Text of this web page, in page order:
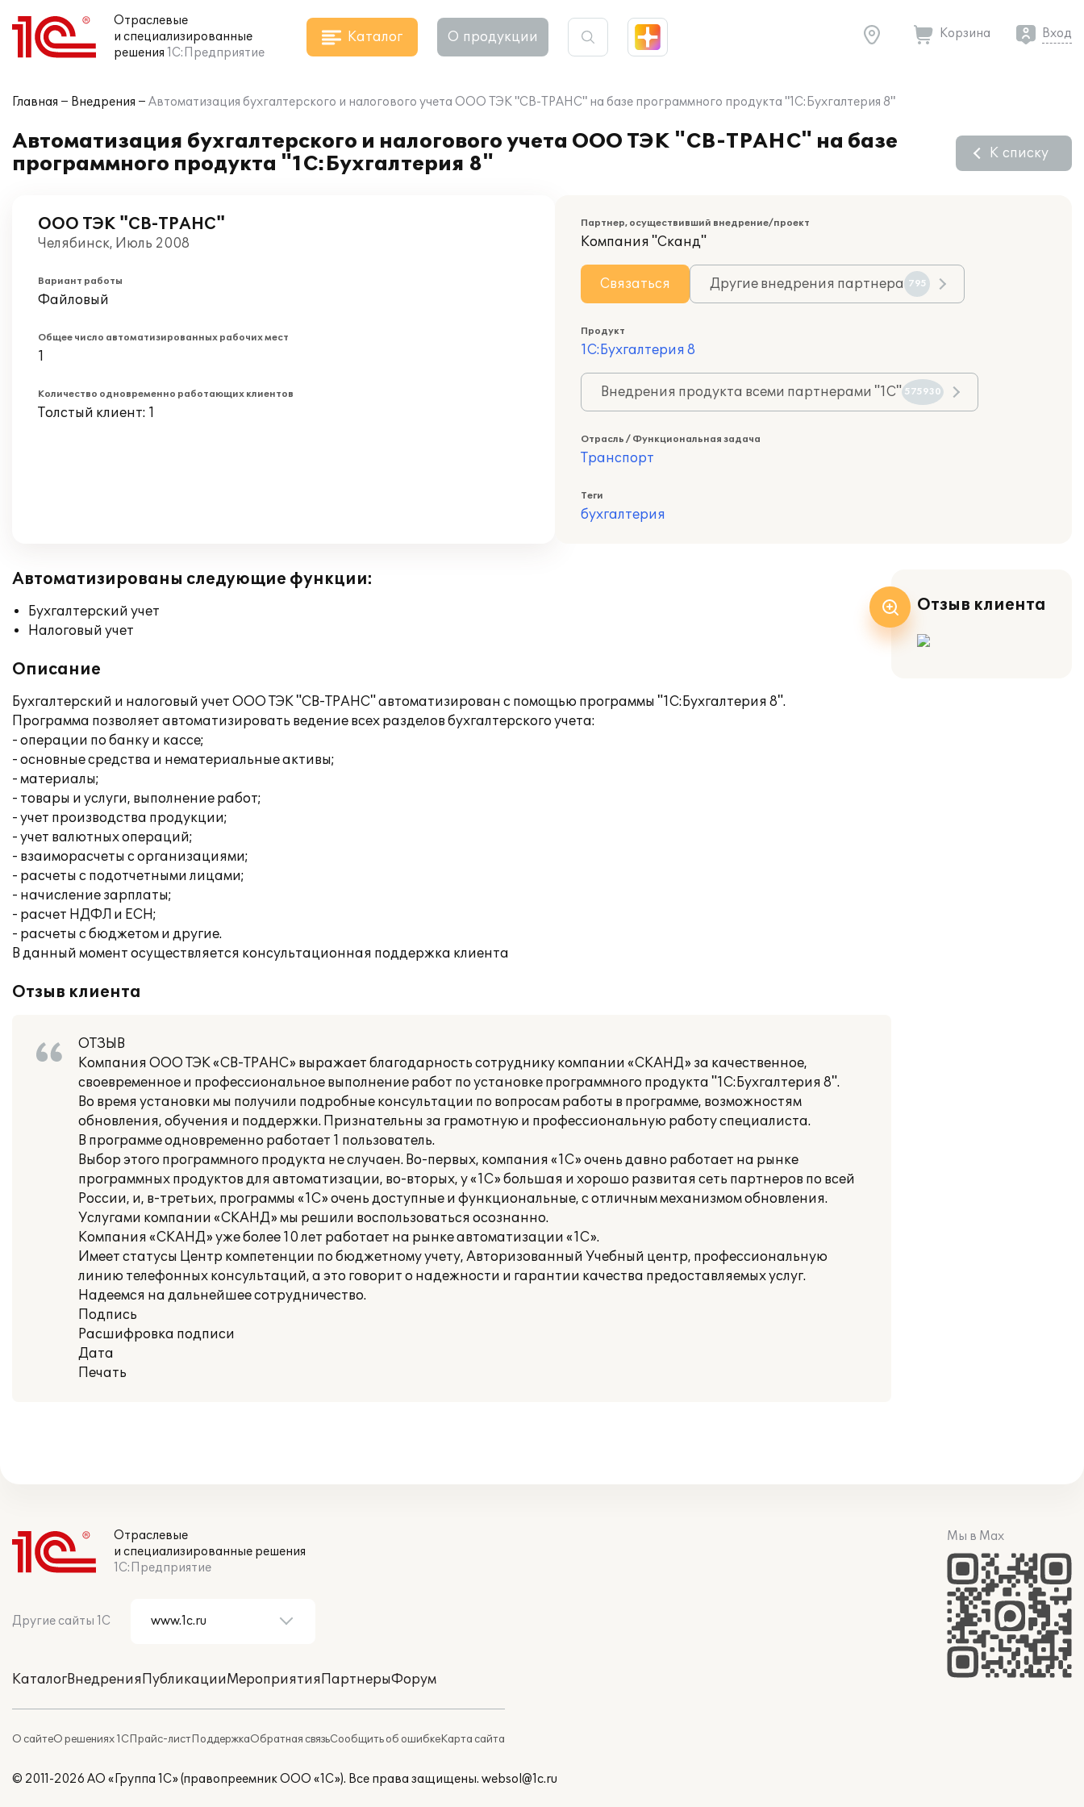
Отраслевые
и специализированные
решения 1С:Предприятие
Каталог О продукции Корзина Вход
Главная Внедрения Автоматизация бухгалтерского и налогового учета ООО ТЭК "СВ-ТРАНС" на базе программного продукта "1С:Бухгалтерия 8"
Автоматизация бухгалтерского и налогового учета ООО ТЭК "СВ-ТРАНС" на базе
программного продукта "1С:Бухгалтерия 8"
К списку
ООО ТЭК "СВ-ТРАНС"
Челябинск, Июль 2008
Вариант работы
Файловый
Общее число автоматизированных рабочих мест
1
Количество одновременно работающих клиентов
Толстый клиент: 1
Партнер, осуществивший внедрение/проект
Компания "Сканд"
Связаться Другие внедрения партнера 795
Продукт
1С:Бухгалтерия 8
Внедрения продукта всеми партнерами "1С" 575930
Отрасль / Функциональная задача
Транспорт
Теги
бухгалтерия
Автоматизированы следующие функции:
Бухгалтерский учет
Налоговый учет
Описание
Бухгалтерский и налоговый учет ООО ТЭК "СВ-ТРАНС" автоматизирован с помощью программы "1С:Бухгалтерия 8".
Программа позволяет автоматизировать ведение всех разделов бухгалтерского учета:
- операции по банку и кассе;
- основные средства и нематериальные активы;
- материалы;
- товары и услуги, выполнение работ;
- учет производства продукции;
- учет валютных операций;
- взаиморасчеты с организациями;
- расчеты с подотчетными лицами;
- начисление зарплаты;
- расчет НДФЛ и ЕСН;
- расчеты с бюджетом и другие.
В данный момент осуществляется консультационная поддержка клиента
Отзыв клиента
ОТЗЫВ
Компания ООО ТЭК «СВ-ТРАНС» выражает благодарность сотруднику компании «СКАНД» за качественное,
своевременное и профессиональное выполнение работ по установке программного продукта "1С:Бухгалтерия 8".
Во время установки мы получили подробные консультации по вопросам работы в программе, возможностям
обновления, обучения и поддержки. Признательны за грамотную и профессиональную работу специалиста.
В программе одновременно работает 1 пользователь.
Выбор этого программного продукта не случаен. Во-первых, компания «1С» очень давно работает на рынке
программных продуктов для автоматизации, во-вторых, у «1С» большая и хорошо развитая сеть партнеров по всей
России, и, в-третьих, программы «1С» очень доступные и функциональные, с отличным механизмом обновления.
Услугами компании «СКАНД» мы решили воспользоваться осознанно.
Компания «СКАНД» уже более 10 лет работает на рынке автоматизации «1С».
Имеет статусы Центр компетенции по бюджетному учету, Авторизованный Учебный центр, профессиональную
линию телефонных консультаций, а это говорит о надежности и гарантии качества предоставляемых услуг.
Надеемся на дальнейшее сотрудничество.
Подпись
Расшифровка подписи
Дата
Печать
Отзыв клиента
Отраслевые
и специализированные решения
1С:Предприятие
Другие сайты 1С
КаталогВнедренияПубликацииМероприятияПартнерыФорум
О сайтеО решениях 1СПрайс-листПоддержкаОбратная связьСообщить об ошибкеКарта сайта
Мы в Max
© 2011-2026 АО «Группа 1С» (правопреемник ООО «1С»). Все права защищены. websol@1c.ru